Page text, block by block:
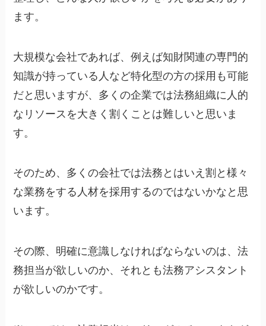
ます。
大規模な会社であれば、例えば知財関連の専門的
知識が持っている人など特化型の方の採用も可能
だと思いますが、多くの企業では法務組織に人的
なリソースを大きく割くことは難しいと思いま
す。
そのため、多くの会社では法務とはいえ割と様々
な業務をする人材を採用するのではないかなと思
います。
その際、明確に意識しなければならないのは、法
務担当が欲しいのか、それとも法務アシスタント
が欲しいのかです。